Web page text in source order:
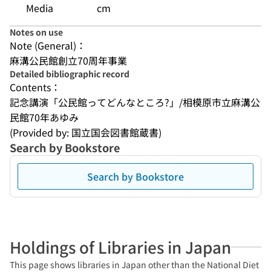
Media
cm
Notes on use
Note (General)：
麻溝公民館創立70周年事業
Detailed bibliographic record
Contents：
記念講演「公民館ってどんなところ?」/相模原市立麻溝公
民館70年あゆみ
(Provided by: 国立国会図書館蔵書)
Search by Bookstore
Search by Bookstore
Holdings of Libraries in Japan
This page shows libraries in Japan other than the National Diet